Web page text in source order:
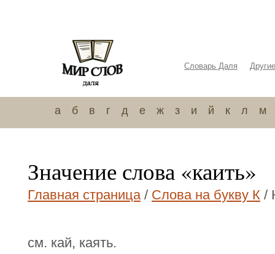
Словарь Даля
а б в г д е ж з и й к л м
Значение слова «каить»
Главная страница/ Слова на букву К /
см. кай, каять.